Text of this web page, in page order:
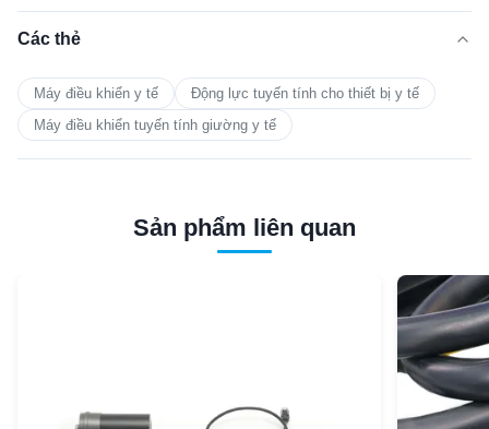
Các thẻ
Máy điều khiển y tế
Động lực tuyến tính cho thiết bị y tế
Máy điều khiển tuyến tính giường y tế
Sản phẩm liên quan